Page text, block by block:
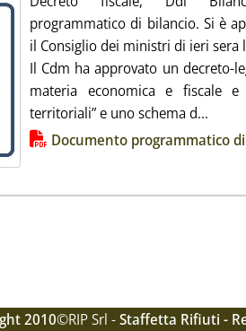
programmatico di bilancio. Si è
il Consiglio dei ministri di ieri sera
Il Cdm ha approvato un decreto-
materia economica e fiscale
territoriali” e uno schema d...
alla notizia
Documento programmatico
2010©RIP Srl -Staffetta Rifiuti -